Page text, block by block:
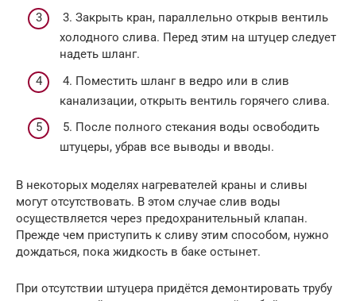
3. Закрыть кран, параллельно открыв вентиль
холодного слива. Перед этим на штуцер следует
надеть шланг.
4. Поместить шланг в ведро или в слив
канализации, открыть вентиль горячего слива.
5. После полного стекания воды освободить
штуцеры, убрав все выводы и вводы.
В некоторых моделях нагревателей краны и сливы
могут отсутствовать. В этом случае слив воды
осуществляется через предохранительный клапан.
Прежде чем приступить к сливу этим способом, нужно
дождаться, пока жидкость в баке остынет.
При отсутствии штуцера придётся демонтировать трубу